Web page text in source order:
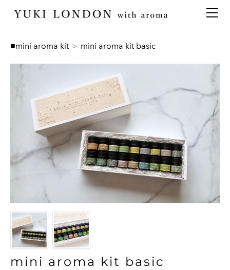
■mini aroma kit > mini aroma kit basic
mini aroma kit basic
最新情報
メディア情報
アロマイベント／講習会
イベント
出張アロマ空間
アロマセレモニー《ゲスト参加型演出》
天然アロマ講座
aroma bar【完全会員制】
アロマ空間デザイン
アロマ空間導入の目的・メリット
お問い合わせ
アロマ空間無料体験お申込みフォーム
会社概要
代表の想い
ONLINE SHOP
香りの定期便
オリジナル商品
精油56種
グッズ基材
名入れギフト
特別なギフトセレクション
アロマコラム